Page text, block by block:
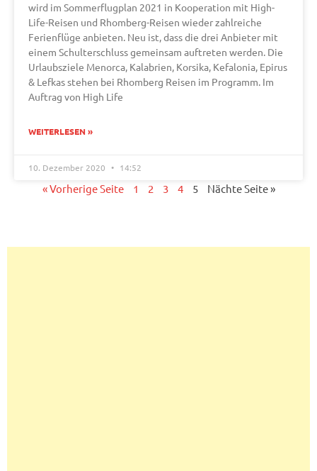
wird im Sommerflugplan 2021 in Kooperation mit High-
Life-Reisen und Rhomberg-Reisen wieder zahlreiche
Ferienflüge anbieten. Neu ist, dass die drei Anbieter mit
einem Schulterschluss gemeinsam auftreten werden. Die
Urlaubsziele Menorca, Kalabrien, Korsika, Kefalonia, Epirus
& Lefkas stehen bei Rhomberg Reisen im Programm. Im
Auftrag von High Life
WEITERLESEN »
10. Dezember 2020 14:52
« Vorherige Seite 1 2 3 4 5 Nächte Seite »